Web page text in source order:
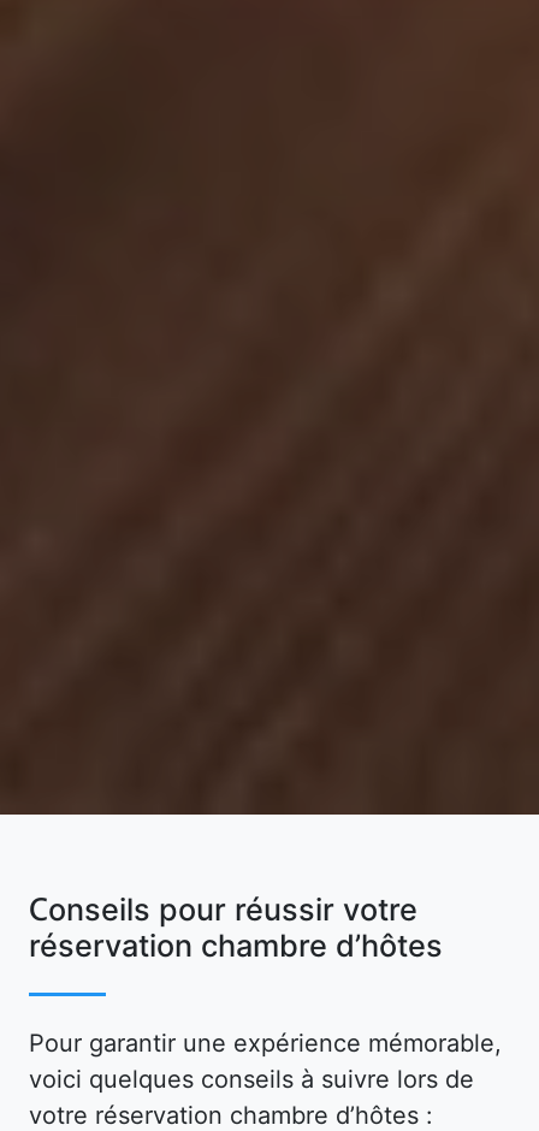
Conseils pour réussir votre
réservation chambre d’hôtes
Pour garantir une expérience mémorable,
voici quelques conseils à suivre lors de
votre réservation chambre d’hôtes :